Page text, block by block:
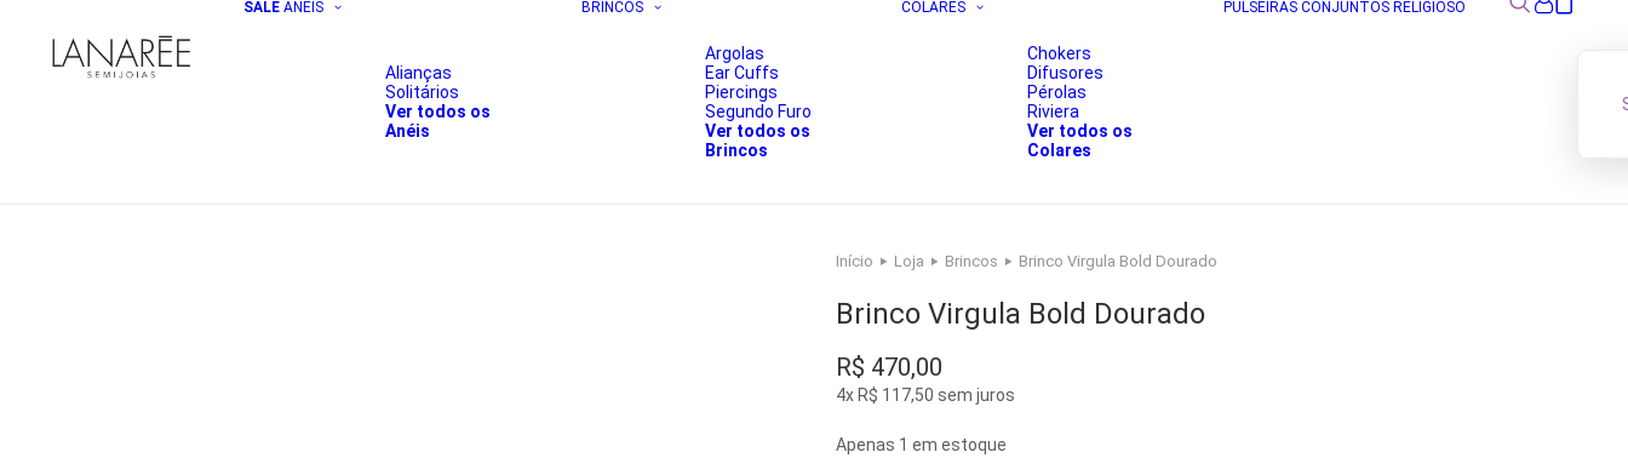
SALE ANÉIS
Alianças
Solitários
Ver todos os
Anéis
BRINCOS
Argolas
Ear Cuffs
Piercings
Segundo Furo
Ver todos os
Brincos
COLARES
Chokers
Difusores
Pérolas
Riviera
Ver todos os
Colares
PULSEIRAS CONJUNTOS RELIGIOSO
Início Loja Brincos Brinco Virgula Bold Dourado
Brinco Virgula Bold Dourado
R$ 470,00
4x R$ 117,50 sem juros
Apenas 1 em estoque